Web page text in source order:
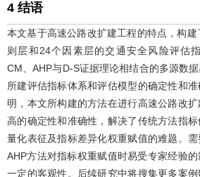
4 结语
本文基于高速公路改扩建工程的特点，构
则层和24个因素层的交通安全风险评估
CM、AHP与D-S证据理论相结合的多源数
所建评估指标体系和评估模型的确定性和
明，本文所构建的方法在进行高速公路改
高的确定性和准确性，解决了传统方法指
量化表征及指标差异化权重赋值的难题。
AHP方法对指标权重赋值时易受专家经验
一定的客观性。后续研究中将搜集更多案